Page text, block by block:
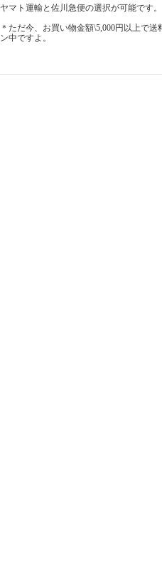
ヤマト運輸と佐川急便の選択が可能です。
＊ただ今、お買い物金額\5,000円以上で送
ン中ですよ。